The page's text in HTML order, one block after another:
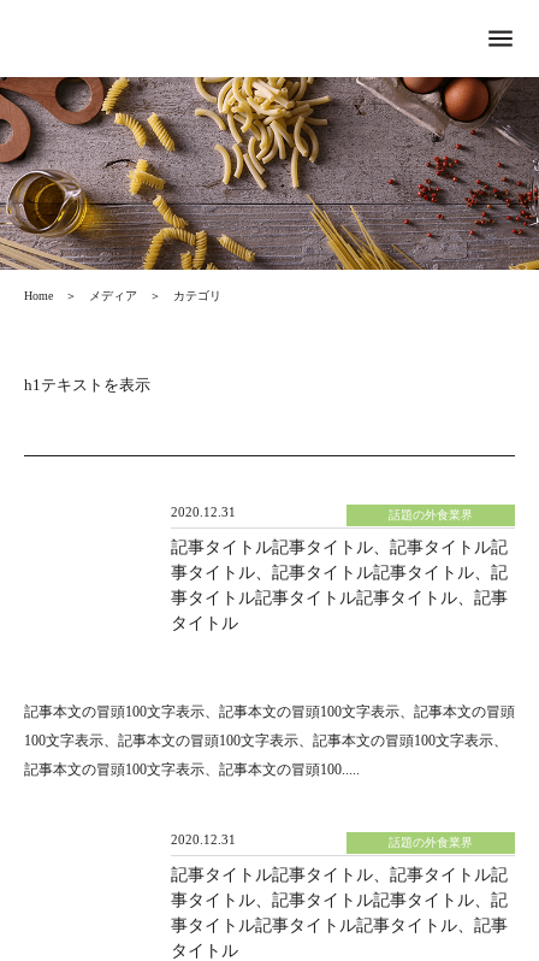
menu
Home ＞ メディア ＞ カテゴリ
h1テキストを表示
2020.12.31 話題の外食業界
記事タイトル記事タイトル、記事タイトル記
事タイトル、記事タイトル記事タイトル、記
事タイトル記事タイトル記事タイトル、記事
タイトル
記事本文の冒頭100文字表示、記事本文の冒頭100文字表示、記事本文の冒頭
100文字表示、記事本文の冒頭100文字表示、記事本文の冒頭100文字表示、
記事本文の冒頭100文字表示、記事本文の冒頭100.....
2020.12.31 話題の外食業界
記事タイトル記事タイトル、記事タイトル記
事タイトル、記事タイトル記事タイトル、記
事タイトル記事タイトル記事タイトル、記事
タイトル